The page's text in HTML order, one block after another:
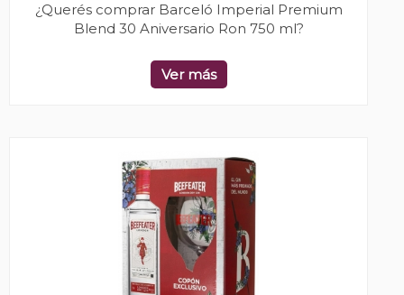
¿Querés comprar Barceló Imperial Premium
Blend 30 Aniversario Ron 750 ml?
Ver más